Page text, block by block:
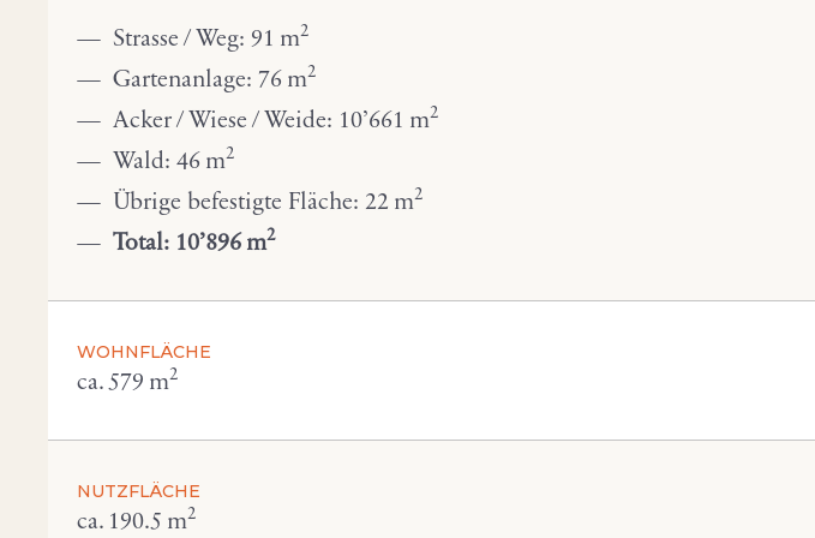
Strasse / Weg: 91 m2
Gartenanlage: 76 m2
Acker / Wiese / Weide: 10’661 m2
Wald: 46 m2
Übrige befestigte Fläche: 22 m2
Total: 10’896 m2
WOHNFLÄCHE
ca. 579 m2
NUTZFLÄCHE
ca. 190.5 m2